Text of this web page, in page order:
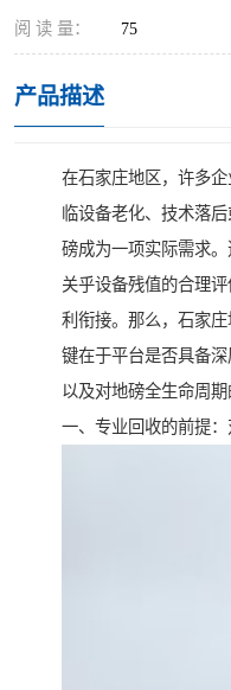
阅 读 量： 75
产品描述
在石家庄地区，许多
临设备老化、技术落
磅成为一项实际需求
关乎设备残值的合理
利衔接。那么，石家
键在于平台是否具备
以及对地磅全生命周期
一、专业回收的前提